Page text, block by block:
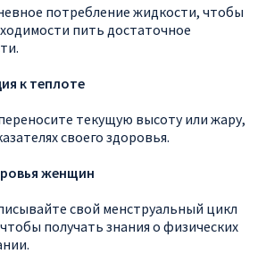
потребление жидкости, чтобы
пить достаточное
к теплоте
текущую высоту или жару,
своего здоровья.
женщин
свой менструальный цикл
получать знания о физических